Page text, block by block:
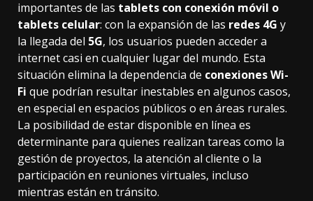
importantes de las tablets con conexión móvil o
tablets celular: con la expansión de las redes 4G y
la llegada del 5G, los usuarios pueden acceder a
internet casi en cualquier lugar del mundo. Esta
situación elimina la dependencia de conexiones Wi-
Fi que podrían resultar inestables en algunos casos,
en especial en espacios públicos o en áreas rurales.
La posibilidad de estar disponible en línea es
determinante para quienes realizan tareas como la
gestión de proyectos, la atención al cliente o la
participación en reuniones virtuales, incluso
mientras están en tránsito.